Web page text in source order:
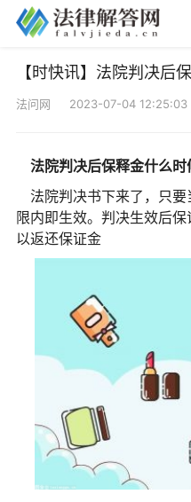
【时快讯】法院判决后
法问网 2023-07-04 12:25:03
法院判决后保释金什么时
法院判决书下来了，只
限内即生效。判决生效后
以返还保证金